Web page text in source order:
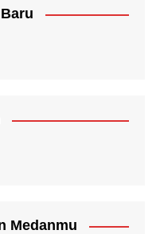
Medanmu